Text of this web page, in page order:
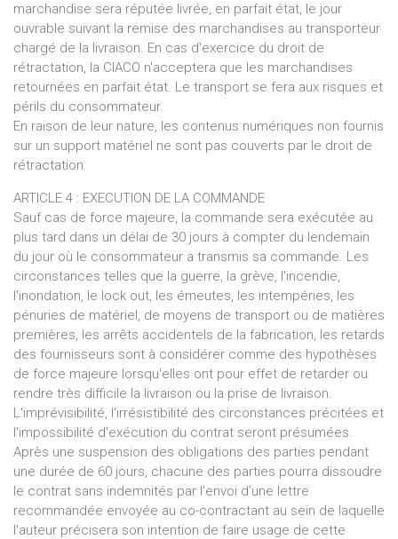
marchandise sera réputée livrée, en parfait état, le jour
ouvrable suivant la remise des marchandises au transporteur
chargé de la livraison. En cas d'exercice du droit de
rétractation, la CIACO n'acceptera que les marchandises
retournées en parfait état. Le transport se fera aux risques et
périls du consommateur.
En raison de leur nature, les contenus numériques non fournis
sur un support matériel ne sont pas couverts par le droit de
rétractation.
ARTICLE 4 : EXECUTION DE LA COMMANDE
Sauf cas de force majeure, la commande sera exécutée au
plus tard dans un délai de 30 jours à compter du lendemain
du jour où le consommateur a transmis sa commande. Les
circonstances telles que la guerre, la grève, l'incendie,
l'inondation, le lock out, les émeutes, les intempéries, les
pénuries de matériel, de moyens de transport ou de matières
premières, les arrêts accidentels de la fabrication, les retards
des fournisseurs sont à considérer comme des hypothèses
de force majeure lorsqu'elles ont pour effet de retarder ou
rendre très difficile la livraison ou la prise de livraison.
L'imprévisibilité, l'irrésistibilité des circonstances précitées et
l'impossibilité d'exécution du contrat seront présumées.
Après une suspension des obligations des parties pendant
une durée de 60 jours, chacune des parties pourra dissoudre
le contrat sans indemnités par l'envoi d'une lettre
recommandée envoyée au co-contractant au sein de laquelle
l'auteur précisera son intention de faire usage de cette